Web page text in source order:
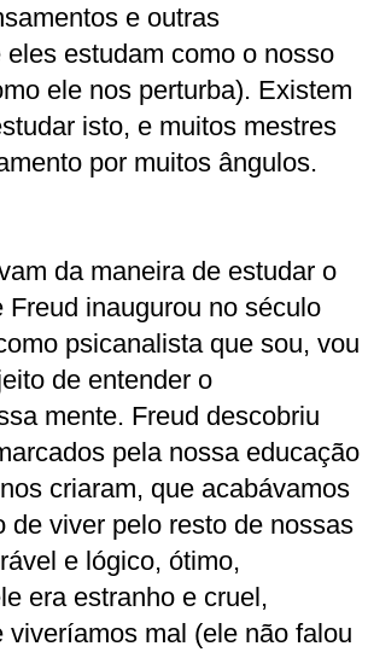
e outras
estudam como o nosso
ele nos perturba). Existem
isto, e muitos mestres
por muitos ângulos.
da maneira de estudar o
inaugurou no século
psicanalista que sou, vou
de entender o
mente. Freud descobriu
pela nossa educação
criaram, que acabávamos
de viver pelo resto de nossas
e lógico, ótimo,
era estranho e cruel,
mal (ele não falou